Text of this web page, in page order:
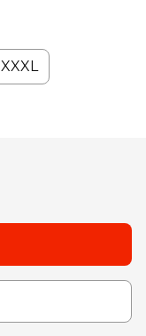
XXXL